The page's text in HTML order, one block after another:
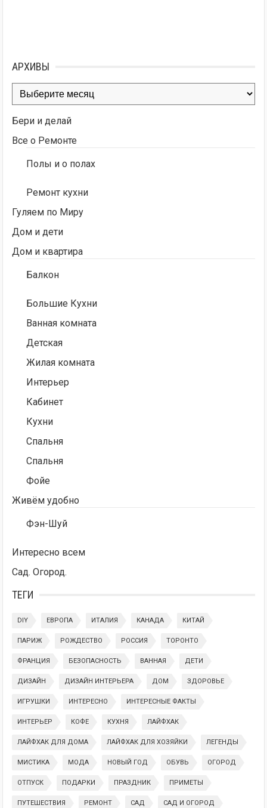
АРХИВЫ
Архивы
Бери и делай
Все о Ремонте
Полы и о полах
Ремонт кухни
Гуляем по Миру
Дом и дети
Дом и квартира
Балкон
Большие Кухни
Ванная комната
Детская
Жилая комната
Интерьер
Кабинет
Кухни
Спальня
Спальня
Фойе
Живём удобно
Фэн-Шуй
Интересно всем
Сад. Огород.
ТЕГИ
DIY ЕВРОПА ИТАЛИЯ КАНАДА КИТАЙ
ПАРИЖ РОЖДЕСТВО РОССИЯ ТОРОНТО
ФРАНЦИЯ БЕЗОПАСНОСТЬ ВАННАЯ ДЕТИ
ДИЗАЙН ДИЗАЙН ИНТЕРЬЕРА ДОМ ЗДОРОВЬЕ
ИГРУШКИ ИНТЕРЕСНО ИНТЕРЕСНЫЕ ФАКТЫ
ИНТЕРЬЕР КОФЕ КУХНЯ ЛАЙФХАК
ЛАЙФХАК ДЛЯ ДОМА ЛАЙФХАК ДЛЯ ХОЗЯЙКИ ЛЕГЕНДЫ
МИСТИКА МОДА НОВЫЙ ГОД ОБУВЬ ОГОРОД
ОТПУСК ПОДАРКИ ПРАЗДНИК ПРИМЕТЫ
ПУТЕШЕСТВИЯ РЕМОНТ САД САД И ОГОРОД